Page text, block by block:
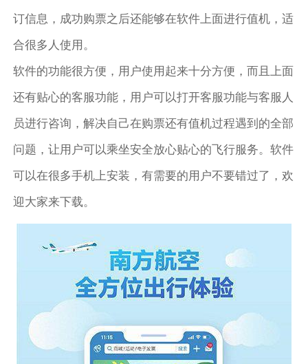
订信息，成功购票之后还能够在软件上面进行值机，适
合很多人使用。
软件的功能很方便，用户使用起来十分方便，而且上面
还有贴心的客服功能，用户可以打开客服功能与客服人
员进行咨询，解决自己在购票还有值机过程遇到的全部
问题，让用户可以乘坐安全放心贴心的飞行服务。软件
可以在很多手机上安装，有需要的用户不要错过了，欢
迎大家来下载。